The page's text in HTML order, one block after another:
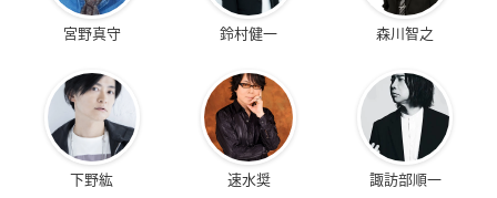
宮野真守 鈴村健一 森川智之
下野紘 速水奨 諏訪部順一